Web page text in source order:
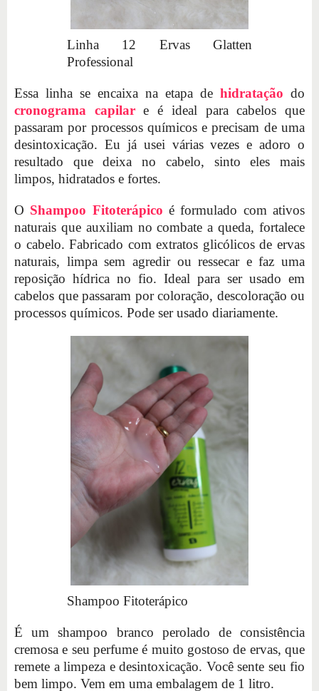
Linha 12 Ervas Glatten
Professional
Essa linha se encaixa na etapa de hidratação do
cronograma capilare é ideal para cabelos que
passaram por processos químicos e precisam de uma
desintoxicação. Eu já usei várias vezes e adoro o
resultado que deixa no cabelo, sinto eles mais
limpos, hidratados e fortes.
O Shampoo Fitoterápico é formulado com ativos
naturais que auxiliam no combate a queda, fortalece
o cabelo. Fabricado com extratos glicólicos de ervas
naturais, limpa sem agredir ou ressecar e faz uma
reposição hídrica no fio. Ideal para ser usado em
cabelos que passaram por coloração, descoloração ou
processos químicos. Pode ser usado diariamente.
Shampoo Fitoterápico
É um shampoo branco perolado de consistência
cremosa e seu perfume é muito gostoso de ervas, que
remete a limpeza e desintoxicação. Você sente seu fio
bem limpo. Vem em uma embalagem de 1 litro.